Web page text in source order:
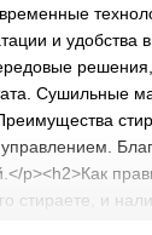
и
решения,
p><h2>Как
стираете, и